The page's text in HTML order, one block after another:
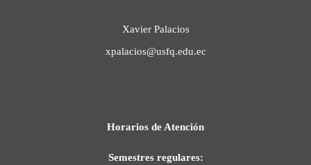
Xavier Palacios
xpalacios@usfq.edu.ec
Horarios de Atención
Semestres regulares: